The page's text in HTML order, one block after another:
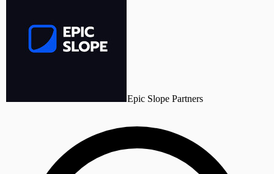
Epic Slope Partners